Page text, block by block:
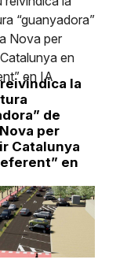
la
de
per
Catalunya
en